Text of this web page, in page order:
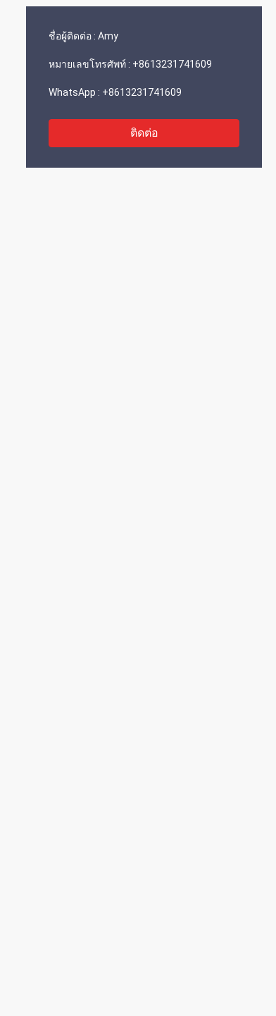
ชื่อผู้ติดต่อ : Amy
หมายเลขโทรศัพท์ : +8613231741609
WhatsApp : +8613231741609
ติดต่อ